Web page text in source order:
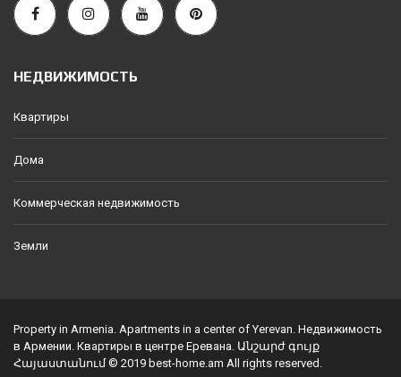
НЕДВИЖИМОСТЬ
Квартиры
Дома
Коммерческая недвижимость
Земли
Property in Armenia. Apartments in a center of Yerevan. Недвижимость
в Армении. Квартиры в центре Еревана. Անշարժ գույք
Հայաստանում © 2019 best-home.am All rights reserved.